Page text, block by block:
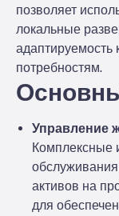
позволяет
локальные
потребностям.
Управление
Комплексные
активов на
для